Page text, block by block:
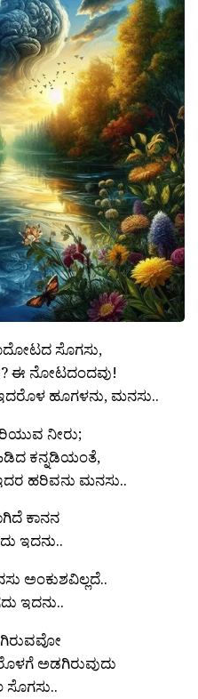
ಸೊಗಸು,
ಈ ನೋಟದಂದವು!
ಹೂಗಳನು, ಮನಸು..
ನೀರು;
ಕನ್ನಡಿಯಂತೆ,
ಹರಿವನು ಮನಸು..
ಕಾನನ
ಇದನು..
ಅಂಕುಶವಿಲ್ಲದೆ..
ಇದನು..
ಅಡಗಿರುವುದು